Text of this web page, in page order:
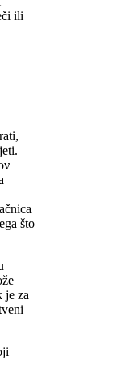
ili
što
je za